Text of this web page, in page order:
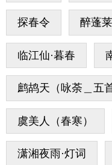
探春令 醉蓬莱
临江仙·暮春
鹧鸪天（咏荼＿五首
虞美人（春寒）
潇湘夜雨·灯词